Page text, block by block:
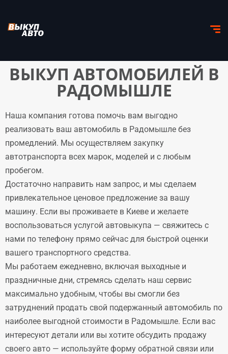
ВЫКУП АВТОМОБИЛЕЙ В
РАДОМЫШЛЕ
Наша компания готова помочь вам выгодно
реализовать ваш автомобиль в Радомышле без
промедлений. Мы осуществляем закупку
автотранспорта всех марок, моделей и с любым
пробегом.
Достаточно направить нам запрос, и мы сделаем
привлекательное ценовое предложение за вашу
машину. Если вы проживаете в Киеве и желаете
воспользоваться услугой автовыкупа — свяжитесь с
нами по телефону прямо сейчас для быстрой оценки
вашего транспортного средства.
Мы работаем ежедневно, включая выходные и
праздничные дни, стремясь сделать наш сервис
максимально удобным, чтобы вы смогли без
затруднений продать свой подержанный автомобиль по
наиболее выгодной стоимости в Радомышле. Если вас
интересуют детали или вы хотите обсудить продажу
своего авто — используйте форму обратной связи или